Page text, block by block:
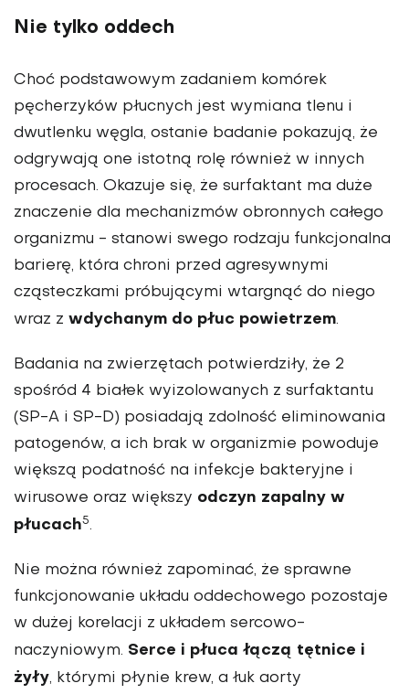
Nie tylko oddech
Choć podstawowym zadaniem komórek
pęcherzyków płucnych jest wymiana tlenu i
dwutlenku węgla, ostanie badanie pokazują, że
odgrywają one istotną rolę również w innych
procesach. Okazuje się, że surfaktant ma duże
znaczenie dla mechanizmów obronnych całego
organizmu - stanowi swego rodzaju funkcjonalna
barierę, która chroni przed agresywnymi
cząsteczkami próbującymi wtargnąć do niego
wraz z wdychanym do płuc powietrzem.
Badania na zwierzętach potwierdziły, że 2
spośród 4 białek wyizolowanych z surfaktantu
(SP-A i SP-D) posiadają zdolność eliminowania
patogenów, a ich brak w organizmie powoduje
większą podatność na infekcje bakteryjne i
wirusowe oraz większy odczyn zapalny w
płucach5.
Nie można również zapominać, że sprawne
funkcjonowanie układu oddechowego pozostaje
w dużej korelacji z układem sercowo-
naczyniowym. Serce i płuca łączą tętnice i
żyły, którymi płynie krew, a łuk aorty